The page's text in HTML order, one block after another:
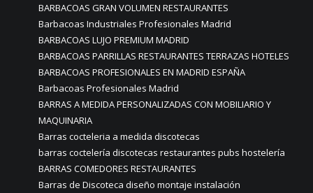
BARBACOAS GRAN VOLUMEN RESTAURANTES
Barbacoas Industriales Profesionales Madrid
BARBACOAS LUJO PREMIUM MADRID
BARBACOAS PARRILLAS RESTAURANTES TERRAZAS HOTELES
BARBACOAS PROFESIONALES EN MADRID ESPAÑA
Barbacoas Profesionales Madrid
BARRAS A MEDIDA PERSONALIZADAS CON MOBILIARIO Y
MAQUINARIA
Barras cocteleria a medida discotecas
barras coctelería discotecas restaurantes pubs hostelería
BARRAS COMEDORES RESTAURANTES
Barras de Discoteca diseño montaje instalación